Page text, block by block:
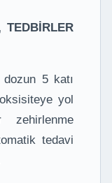
TEDBİRLER
5 katı
yol
zehirlenme
tedavi